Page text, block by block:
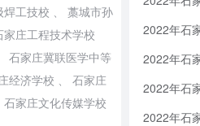
工技校 、 藁城市孙
庄工程技术学校
石家庄冀联医学中等
经济学校 、 石家庄
家庄文化传媒学校